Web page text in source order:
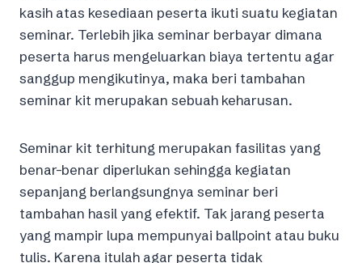
kasih atas kesediaan peserta ikuti suatu kegiatan
seminar. Terlebih jika seminar berbayar dimana
peserta harus mengeluarkan biaya tertentu agar
sanggup mengikutinya, maka beri tambahan
seminar kit merupakan sebuah keharusan.
Seminar kit terhitung merupakan fasilitas yang
benar-benar diperlukan sehingga kegiatan
sepanjang berlangsungnya seminar beri
tambahan hasil yang efektif. Tak jarang peserta
yang mampir lupa mempunyai ballpoint atau buku
tulis. Karena itulah agar peserta tidak